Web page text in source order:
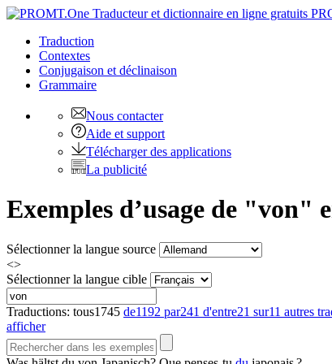
Traduction
Contextes
Conjugaison et déclinaison
Grammaire
Nous contacter
Aide et support
Télécharger des applications
La publicité
Exemples d’usage de "von"
Sélectionner la langue source
<>
Sélectionner la langue cible
Traductions: tous1745 de1192 par241 d'entre21 sur11 autres
afficher